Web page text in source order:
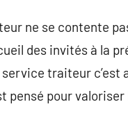
ne se contente
des invités à la
service traiteur
pensé pour valoriser